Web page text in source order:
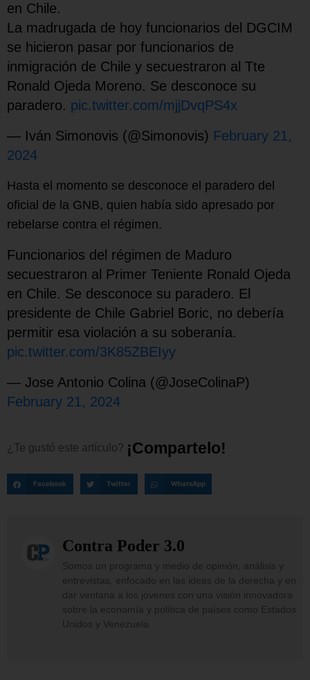
en Chile.
La madrugada de hoy funcionarios del DGCIM
se hicieron pasar por funcionarios de
inmigración de Chile y secuestraron al Tte
Ronald Ojeda Moreno. Se desconoce su
paradero. pic.twitter.com/mjjDvqPS4x
— Iván Simonovis (@Simonovis) February 21,
2024
Hasta el momento se desconoce el paradero del
oficial de la GNB, quien había sido apresado por
rebelarse contra el régimen.
Funcionarios del régimen de Maduro
secuestraron al Primer Teniente Ronald Ojeda
en Chile. Se desconoce su paradero. El
presidente de Chile Gabriel Boric, no debería
permitir esa violación a su soberanía.
pic.twitter.com/3K85ZBEIyy
— Jose Antonio Colina (@JoseColinaP)
February 21, 2024
¿Te gustó este artículo? ¡Comparte o!
Facebook Twitter WhatsApp
Contra Poder 3.0
Somos un programa y medio de opinión, análisis y
entrevistas, enfocado en las ideas de la derecha y en
dar ventana a los jóvenes con una visión innovadora
sobre la economía y política de países como Estados
Unidos y Venezuela.